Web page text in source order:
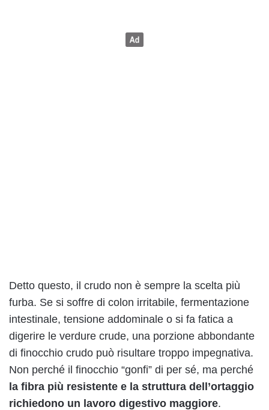
Detto questo, il crudo non è sempre la scelta più
furba. Se si soffre di colon irritabile, fermentazione
intestinale, tensione addominale o si fa fatica a
digerire le verdure crude, una porzione abbondante
di finocchio crudo può risultare troppo impegnativa.
Non perché il finocchio “gonfi” di per sé, ma perché
la fibra più resistente e la struttura dell’ortaggio
richiedono un lavoro digestivo maggiore.